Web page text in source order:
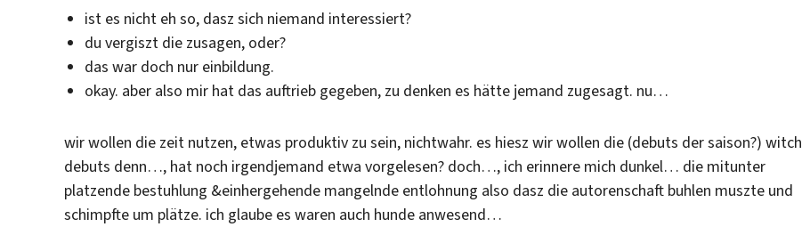
ist es nicht eh so, dasz sich niemand interessiert?
du vergiszt die zusagen, oder?
das war doch nur einbildung.
okay. aber also mir hat das auftrieb gegeben, zu denken es hätte jemand zugesagt. nu…
wir wollen die zeit nutzen, etwas produktiv zu sein, nichtwahr. es hiesz wir wollen die (debuts der saison?) witch
debuts denn…, hat noch irgendjemand etwa vorgelesen? doch…, ich erinnere mich dunkel… die mitunter
platzende bestuhlung &einhergehende mangelnde entlohnung also dasz die autorenschaft buhlen muszte und
schimpfte um plätze. ich glaube es waren auch hunde anwesend…